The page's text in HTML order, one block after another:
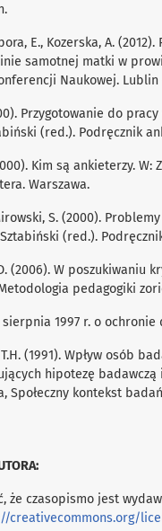
E., Kozerska, A.
samotnej matki w
Naukowej. Lublin
Przygotowanie do
(red.). Podręcznik
Kim są ankieterzy. W:
Warszawa.
S. (2000).
Sztabiński (red.).
(2006). W poszukiwaniu
pedagogiki
1997 r. o ochronie
T.H. (1991). Wpływ osób
hipotezę badawczą
Społeczny kontekst
że czasopismo jest
creativecommons.org/